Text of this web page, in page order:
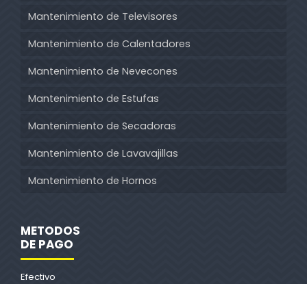
Mantenimiento de Televisores
Mantenimiento de Calentadores
Mantenimiento de Nevecones
Mantenimiento de Estufas
Mantenimiento de Secadoras
Mantenimiento de Lavavajillas
Mantenimiento de Hornos
METODOS
DE PAGO
Efectivo